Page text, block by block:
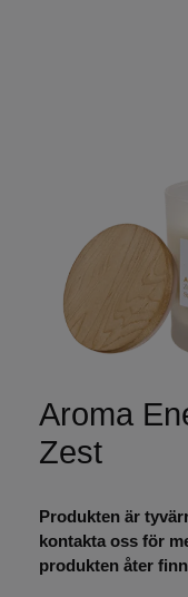
Aroma
Zest
Produkten är
kontakta oss för
produkten åter